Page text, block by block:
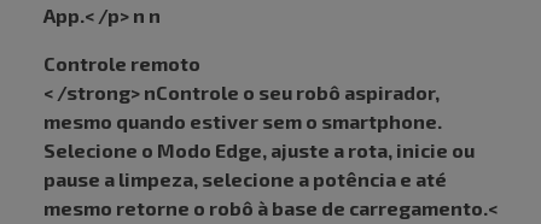
App.< /p> n n
Controle remoto
< /strong> nControle o seu robô aspirador,
mesmo quando estiver sem o smartphone.
Selecione o Modo Edge, ajuste a rota, inicie ou
pause a limpeza, selecione a potência e até
mesmo retorne o robô à base de carregamento.<